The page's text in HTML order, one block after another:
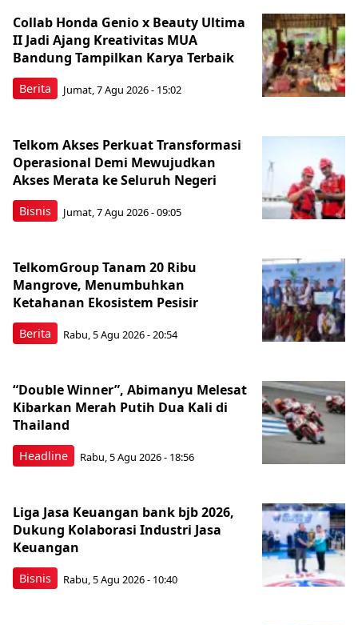
Berita
Collab Honda Genio x Beauty Ultima
II Jadi Ajang Kreativitas MUA
Bandung Tampilkan Karya Terbaik
Jumat, 7 Agu 2026 - 15:02
Bisnis
Telkom Akses Perkuat Transformasi
Operasional Demi Mewujudkan
Akses Merata ke Seluruh Negeri
Jumat, 7 Agu 2026 - 09:05
Berita
TelkomGroup Tanam 20 Ribu
Mangrove, Menumbuhkan
Ketahanan Ekosistem Pesisir
Rabu, 5 Agu 2026 - 20:54
Headline
“Double Winner”, Abimanyu Melesat
Kibarkan Merah Putih Dua Kali di
Thailand
Rabu, 5 Agu 2026 - 18:56
Bisnis
Liga Jasa Keuangan bank bjb 2026,
Dukung Kolaborasi Industri Jasa
Keuangan
Rabu, 5 Agu 2026 - 10:40